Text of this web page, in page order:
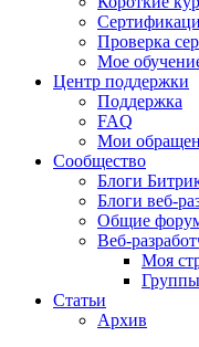
Проверка
Мое
Центр поддержки
Поддержка
FAQ
Мои
Сообщество
Блоги
Блоги веб-
Общие
Веб-
Моя
Группы
Статьи
Архив